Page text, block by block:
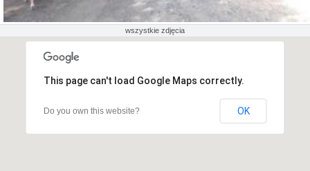
wszystkie zdjęcia
This page can't load Google Maps correctly.
Do you own this website? OK